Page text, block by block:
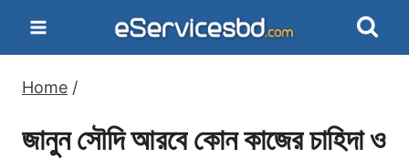
Skip
to
content
Home /
জানুন সৌদি আরবে কোন কাজের চাহিদা ও